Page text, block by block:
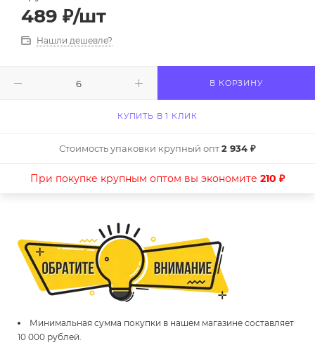
489 ₽/шт
Нашли дешевле?
В КОРЗИНУ
КУПИТЬ В 1 КЛИК
Стоимость упаковки крупный опт2 934 ₽
При покупке крупным оптом вы экономите 210 ₽
Минимальная сумма покупки в нашем магазине составляет
10 000 рублей.